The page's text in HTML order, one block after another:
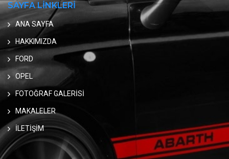
SAYFA LİNKLERİ
ANA SAYFA
HAKKIMIZDA
FORD
OPEL
FOTOĞRAF GALERİSİ
MAKALELER
İLETİŞİM